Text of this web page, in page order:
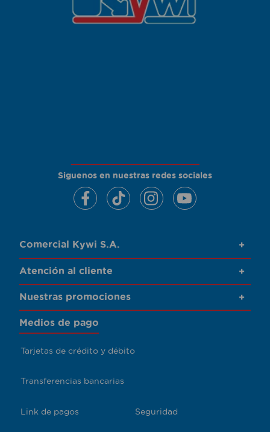
Siguenos en nuestras redes sociales
Comercial Kywi S.A. +
Atención al cliente +
Nuestras promociones +
Medios de pago
Tarjetas de crédito y débito
Transferencias bancarias
Link de pagos Seguridad